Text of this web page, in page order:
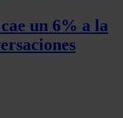
un 6% a la